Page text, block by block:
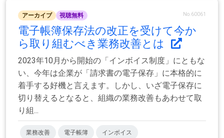
アーカイブ 視聴無料 No.60061
電子帳簿保存法の改正を受けて今か
ら取り組むべき業務改善とは
2023年10月から開始の「インボイス制度」にともな
い、今年は企業が「請求書の電子保存」に本格的に
着手する好機と言えます。しかし、いざ電子保存に
切り替えるとなると、組織の業務改善もあわせて取
り組...
業務改善 電子帳簿 インボイス